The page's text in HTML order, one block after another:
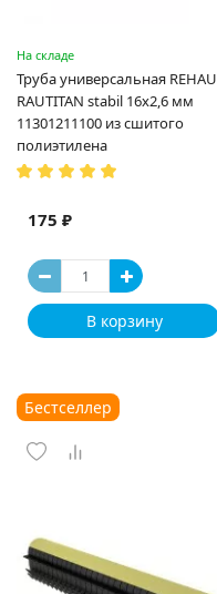
На складе
Труба универсальная REHAU
RAUTITAN stabil 16х2,6 мм
11301211100 из сшитого
полиэтилена
175 ₽
В корзину
Бестселлер